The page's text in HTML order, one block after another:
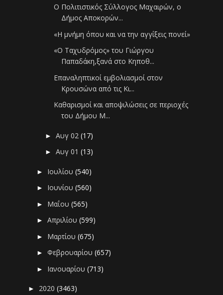
Ο Πολιτιστικός Σύλλογος Μαχαιρών, ο
Δήμος Αποκορών...
«H μνήμη όπου και να την αγγίξεις πονεί»
«Ο Ταχυδρόμος» του Γιώργου
Παπαδάκη,ξανά στο Κηποθ...
Επαναληπτικοί εμβολιασμοί στον
Κρουσώνα από τις Κι...
Καθαρισμοί και αποψιλώσεις σε περιοχές
του Δήμου Μ...
►Αυγ 02(17)
►Αυγ 01(13)
► Ιουλίου(540)
► Ιουνίου(560)
► Μαΐου(565)
►Απριλίου(599)
► Μαρτίου(675)
►Φεβρουαρίου(657)
► Ιανουαρίου(713)
► 2020(3463)